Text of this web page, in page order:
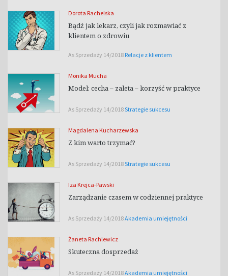
Dorota Rachelska
Bądź jak lekarz, czyli jak rozmawiać z
klientem o zdrowiu
As Sprzedaży 14/2018 Relacje z klientem
Monika Mucha
Model: cecha – zaleta – korzyść w praktyce
As Sprzedaży 14/2018Strategie sukcesu
Magdalena Kucharzewska
Z kim warto trzymać?
As Sprzedaży 14/2018Strategie sukcesu
Iza Krejca-Pawski
Zarządzanie czasem w codziennej praktyce
As Sprzedaży 14/2018Akademia umiejętności
Żaneta Rachlewicz
Skuteczna dosprzedaż
As Sprzedaży 14/2018Akademia umiejętności